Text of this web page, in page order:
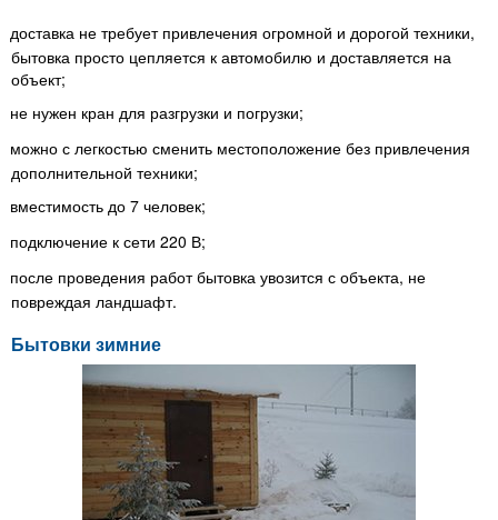
доставка не требует привлечения огромной и дорогой техники,
бытовка просто цепляется к автомобилю и доставляется на
объект;
не нужен кран для разгрузки и погрузки;
можно с легкостью сменить местоположение без привлечения
дополнительной техники;
вместимость до 7 человек;
подключение к сети 220 В;
после проведения работ бытовка увозится с объекта, не
повреждая ландшафт.
Бытовки зимние